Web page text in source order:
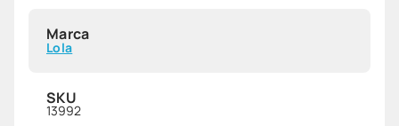
Marca
Lola
SKU
13992